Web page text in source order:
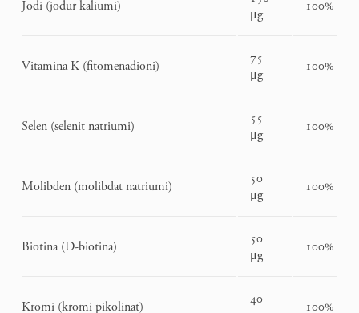
Jodi (jodur kaliumi)
μg
100%
Vitamina K (fitomenadioni)
75
μg
100%
Selen (selenit natriumi)
55
μg
100%
Molibden (molibdat natriumi)
50
μg
100%
Biotina (D-biotina)
50
μg
100%
Kromi (kromi pikolinat)
40
100%